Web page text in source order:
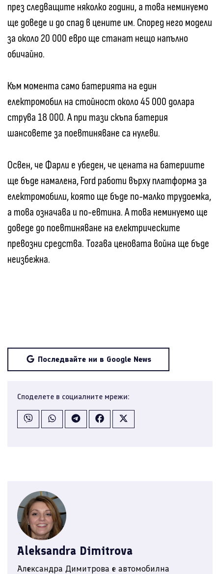
през следващите няколко години, а това неминуемо
ще доведе и до спад в цените им. Според него модели
за около 20 000 евро ще станат нещо напълно
обичайно.
Към момента само батерията на един
електромобил на стойност около 45 000 долара
струва 18 000. А при тази скъпа батерия
шансовете за поевтиняване са нулеви.
Освен, че Фарли е убеден, че цената на батериите
ще бъде намалена, Ford работи върху платформа за
електромобили, която ще бъде по-малко трудоемка,
а това означава и по-евтина. А това неминуемо ще
доведе до поевтиняване на електрическите
превозни средства. Тогава ценовата война ще бъде
неизбежна.
Последвайте ни в Google News
Споделете в социалните мрежи:
Aleksandra Dimitrova
Александра Димитрова е автомобилна